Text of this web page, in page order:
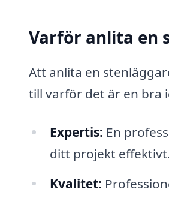
Varför anlita en
Att anlita en
till varför det är en bra
Expertis: En
ditt projekt effektivt.
Kvalitet: